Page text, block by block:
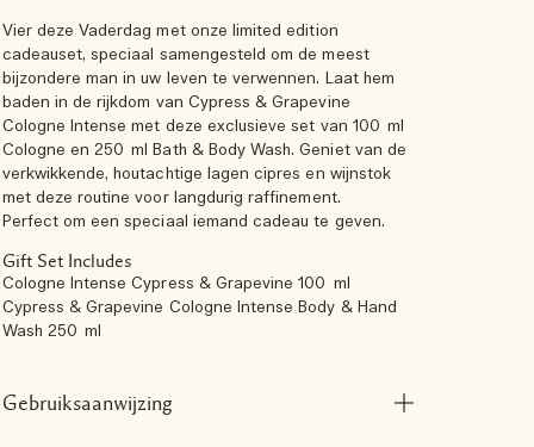
Vier deze Vaderdag met onze limited edition
cadeauset, speciaal samengesteld om de meest
bijzondere man in uw leven te verwennen. Laat hem
baden in de rijkdom van Cypress & Grapevine
Cologne Intense met deze exclusieve set van 100 ml
Cologne en 250 ml Bath & Body Wash. Geniet van de
verkwikkende, houtachtige lagen cipres en wijnstok
met deze routine voor langdurig raffinement.
Perfect om een speciaal iemand cadeau te geven.
Gift Set Includes
Cologne Intense Cypress & Grapevine 100 ml
Cypress & Grapevine Cologne Intense Body & Hand
Wash 250 ml
Gebruiksaanwijzing